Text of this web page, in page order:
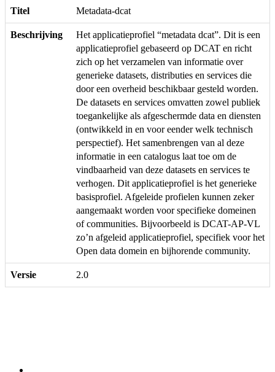
Titel Metadata-dcat
Beschrijving
Het applicatieprofiel “metadata dcat”. Dit is een
applicatieprofiel gebaseerd op DCAT en richt
zich op het verzamelen van informatie over
generieke datasets, distributies en services die
door een overheid beschikbaar gesteld worden.
De datasets en services omvatten zowel publiek
toegankelijke als afgeschermde data en diensten
(ontwikkeld in en voor eender welk technisch
perspectief). Het samenbrengen van al deze
informatie in een catalogus laat toe om de
vindbaarheid van deze datasets en services te
verhogen. Dit applicatieprofiel is het generieke
basisprofiel. Afgeleide profielen kunnen zeker
aangemaakt worden voor specifieke domeinen
of communities. Bijvoorbeeld is DCAT-AP-VL
zo’n afgeleid applicatieprofiel, specifiek voor het
Open data domein en bijhorende community.
Versie 2.0